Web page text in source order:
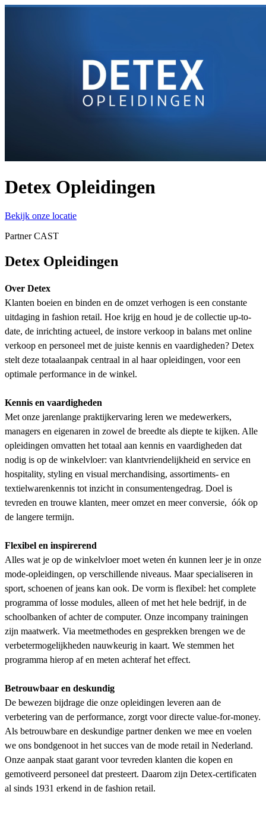
Detex Opleidingen
Bekijk onze locatie
Partner CAST
Detex Opleidingen
Over Detex
Klanten boeien en binden en de omzet verhogen is een constante
uitdaging in fashion retail. Hoe krijg en houd je de collectie up-to-
date, de inrichting actueel, de instore verkoop in balans met online
verkoop en personeel met de juiste kennis en vaardigheden? Detex
stelt deze totaalaanpak centraal in al haar opleidingen, voor een
optimale performance in de winkel.
Kennis en vaardigheden
Met onze jarenlange praktijkervaring leren we medewerkers,
managers en eigenaren in zowel de breedte als diepte te kijken. Alle
opleidingen omvatten het totaal aan kennis en vaardigheden dat
nodig is op de winkelvloer: van klantvriendelijkheid en service en
hospitality, styling en visual merchandising, assortiments- en
textielwarenkennis tot inzicht in consumentengedrag. Doel is
tevreden en trouwe klanten, meer omzet en meer conversie, óók op
de langere termijn.
Flexibel en inspirerend
Alles wat je op de winkelvloer moet weten én kunnen leer je in onze
mode-opleidingen, op verschillende niveaus. Maar specialiseren in
sport, schoenen of jeans kan ook. De vorm is flexibel: het complete
programma of losse modules, alleen of met het hele bedrijf, in de
schoolbanken of achter de computer. Onze incompany trainingen
zijn maatwerk. Via meetmethodes en gesprekken brengen we de
verbetermogelijkheden nauwkeurig in kaart. We stemmen het
programma hierop af en meten achteraf het effect.
Betrouwbaar en deskundig
De bewezen bijdrage die onze opleidingen leveren aan de
verbetering van de performance, zorgt voor directe value-for-money.
Als betrouwbare en deskundige partner denken we mee en voelen
we ons bondgenoot in het succes van de mode retail in Nederland.
Onze aanpak staat garant voor tevreden klanten die kopen en
gemotiveerd personeel dat presteert. Daarom zijn Detex-certificaten
al sinds 1931 erkend in de fashion retail.